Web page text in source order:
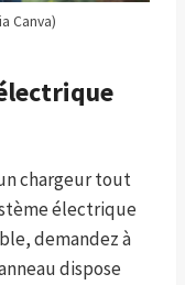
Canva)
chargeur tout
électrique
demandez à
dispose